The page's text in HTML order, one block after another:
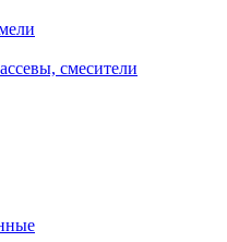
смесители